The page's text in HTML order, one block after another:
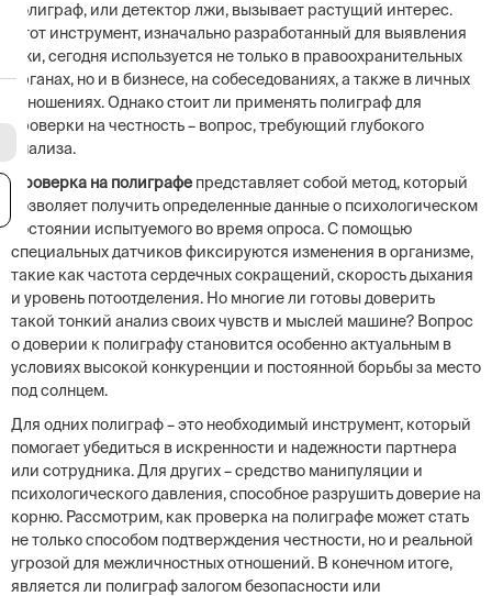
полиграф, или детектор лжи, вызывает растущий интерес.
Этот инструмент, изначально разработанный для выявления
лжи, сегодня используется не только в правоохранительных
органах, но и в бизнесе, на собеседованиях, а также в личных
отношениях. Однако стоит ли применять полиграф для
проверки на честность – вопрос, требующий глубокого
анализа.
Проверка на полиграфепредставляет собой метод, который
позволяет получить определенные данные о психологическом
состоянии испытуемого во время опроса. С помощью
специальных датчиков фиксируются изменения в организме,
такие как частота сердечных сокращений, скорость дыхания
и уровень потоотделения. Но многие ли готовы доверить
такой тонкий анализ своих чувств и мыслей машине? Вопрос
о доверии к полиграфу становится особенно актуальным в
условиях высокой конкуренции и постоянной борьбы за место
под солнцем.
Для одних полиграф – это необходимый инструмент, который
помогает убедиться в искренности и надежности партнера
или сотрудника. Для других – средство манипуляции и
психологического давления, способное разрушить доверие на
корню. Рассмотрим, как проверка на полиграфе может стать
не только способом подтверждения честности, но и реальной
угрозой для межличностных отношений. В конечном итоге,
является ли полиграф залогом безопасности или